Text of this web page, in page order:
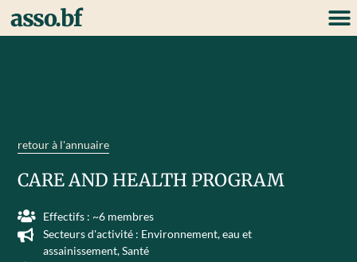
asso.bf
retour à l'annuaire
CARE AND HEALTH PROGRAM
Effectifs : ~6 membres
Secteurs d'activité : Environnement, eau et
assainissement,Santé